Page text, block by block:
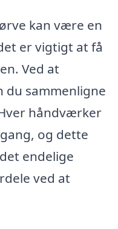
kan være en
er vigtigt at få
Ved at
du sammenligne
håndværker
og dette
endelige
ved at